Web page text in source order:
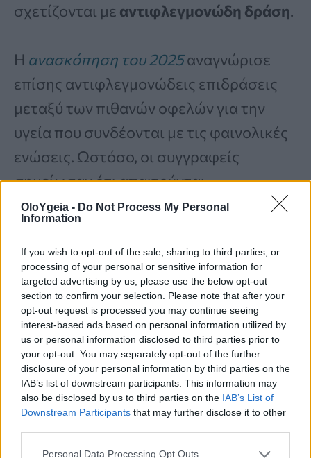
OloYgeia - Do Not Process My Personal
Information
If you wish to opt-out of the sale, sharing to third parties, or
processing of your personal or sensitive information for
targeted advertising by us, please use the below opt-out
section to confirm your selection. Please note that after your
opt-out request is processed you may continue seeing
interest-based ads based on personal information utilized by
us or personal information disclosed to third parties prior to
your opt-out. You may separately opt-out of the further
disclosure of your personal information by third parties on the
IAB’s list of downstream participants. This information may
also be disclosed by us to third parties on the IAB’s List of
Downstream Participants that may further disclose it to other
Personal Data Processing Opt Outs
σχετίζονται με αντιφλεγμονώδη δράση.
Η ανασκόπηση του 2025αναγνώρισε
επίσης αντιφλεγμονώδεις επιδράσεις
μεταξύ των πιθανών οφελών για την
υγεία που συνδέονται με τις φαινολικές
ενώσεις. Ωστόσο, οι συγγραφείς
σημείωσαν ότι απαιτούνται
περισσότερες μελέτες σε ανθρώπους
3. Μπορεί να ενισχύσουν την υγεία του
εντέρου
Σύμφωνα μεμελέτη του 2023Functional
Food Based on Potato, το ανθεκτικό
άμυλο που βρίσκεται στις πατάτες
μπορεί ναβελτιώσει τη σύσταση του
μικροβιώματος του εντέρου.